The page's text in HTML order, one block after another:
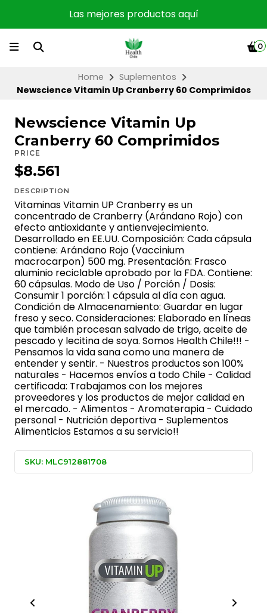
Las mejores productos aquí
0
Home
Suplementos
Newscience Vitamin Up Cranberry 60 Comprimidos
Newscience Vitamin Up
Cranberry 60 Comprimidos
PRICE
$8.561
DESCRIPTION
Vitaminas Vitamin UP Cranberry es un
concentrado de Cranberry (Arándano Rojo) con
efecto antioxidante y antienvejecimiento.
Desarrollado en EE.UU. Composición: Cada cápsula
contiene: Arándano Rojo (Vaccinium
macrocarpon) 500 mg. Presentación: Frasco
aluminio reciclable aprobado por la FDA. Contiene:
60 cápsulas. Modo de Uso / Porción / Dosis:
Consumir 1 porción: 1 cápsula al día con agua.
Condición de Almacenamiento: Guardar en lugar
freso y seco. Consideraciones: Elaborado en líneas
que también procesan salvado de trigo, aceite de
pescado y lecitina de soya. Somos Health Chile!!! -
Pensamos la vida sana como una manera de
entender y sentir. - Nuestros productos son 100%
naturales - Hacemos envíos a todo Chile - Calidad
certificada: Trabajamos con los mejores
proveedores y los productos de mejor calidad en
el mercado. - Alimentos - Aromaterapia - Cuidado
personal - Nutrición deportiva - Suplementos
Alimenticios Estamos a su servicio!!
SKU: MLC912881708